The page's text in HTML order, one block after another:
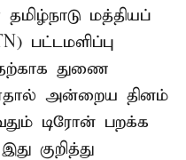
மத்தியப்
பட்டமளிப்பு
துணை
அன்றைய தினம்
டிரோன் பறக்க
குறித்து